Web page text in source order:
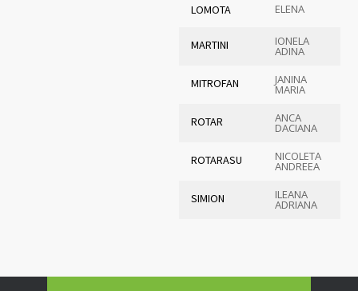
LOMOTA ELENA
MARTINI IONELA
ADINA
MITROFAN JANINA
MARIA
ROTAR ANCA
DACIANA
ROTARASU NICOLETA
ANDREEA
SIMION ILEANA
ADRIANA